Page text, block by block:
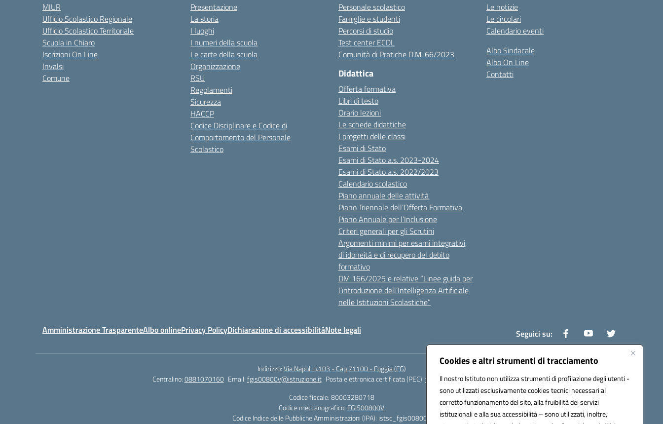
Cookies e altri strumenti di tracciamento
Il nostro Istituto non utilizza strumenti di profilazione degli utenti -
sono utilizzati esclusivamente cookies tecnici necessari al
corretto funzionamento del sito, alla fruibilità dei servizi
istituzionali e alla sua accessibilità – sono utilizzati, inoltre,
MIUR
Ufficio Scolastico Regionale
Ufficio Scolastico Territoriale
Scuola in Chiaro
Iscrizioni On Line
Invalsi
Comune
Presentazione
La storia
I luoghi
I numeri della scuola
Le carte della scuola
Organizzazione
RSU
Regolamenti
Sicurezza
HACCP
Codice Disciplinare e Codice di
Comportamento del Personale
Scolastico
Personale scolastico
Famiglie e studenti
Percorsi di studio
Test center ECDL
Comunità di Pratiche D.M. 66/2023
Didattica
Offerta formativa
Libri di testo
Orario lezioni
Le schede didattiche
I progetti delle classi
Esami di Stato
Esami di Stato a.s. 2023-2024
Esami di Stato a.s. 2022/2023
Calendario scolastico
Piano annuale delle attività
Piano Triennale dell’Offerta Formativa
Piano Annuale per l’Inclusione
Criteri generali per gli Scrutini
Argomenti minimi per esami integrativi,
di idoneità e di recupero del debito
formativo
DM 166/2025 e relative “Linee guida per
l’introduzione dell’Intelligenza Artificiale
nelle Istituzioni Scolastiche”
Le notizie
Le circolari
Calendario eventi
Albo Sindacale
Albo On Line
Contatti
Amministrazione TrasparenteAlbo onlinePrivacy PolicyDichiarazione di accessibilitàNote legali Seguici su:
Indirizzo:Via Napoli n.103 - Cap 71100 - Foggia (FG)
Centralino:0881070160 Email:fgis00800v@istruzione.it Posta elettronica certificata (PEC):fgis00800v@pec.istruzione.it
Codice fiscale: 80003280718
Codice meccanografico: FGIS00800V
Codice Indice delle Pubbliche Amministrazioni (IPA): istsc_fgis00800v